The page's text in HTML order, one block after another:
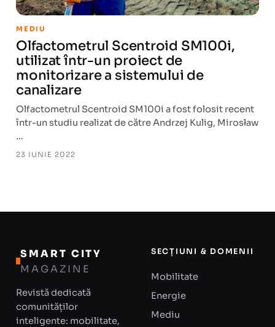
MEDIU
Olfactometrul Scentroid SM100i,
utilizat într-un proiect de
monitorizare a sistemului de
canalizare
Olfactometrul Scentroid SM100i a fost folosit recent
într-un studiu realizat de către Andrzej Kulig, Mirosław
…
23 IUNIE 2022
SMART CITY
MAGAZINE
Revistă dedicată
comunităților
inteligente: mobilitate,
SECȚIUNI & DOMENII
Mobilitate
Energie
Mediu